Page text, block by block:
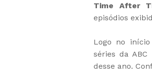
Time After
episódios
Logo no
séries da
desse ano.